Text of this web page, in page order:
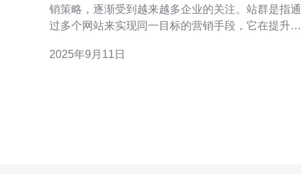
销策略，逐渐受到越来越多企业的关注。站群是指通
过多个网站来实现同一目标的营销手段，它在提升搜
重要作用。本文将深入解析香港站群的定义、特点及
2025年9月11日